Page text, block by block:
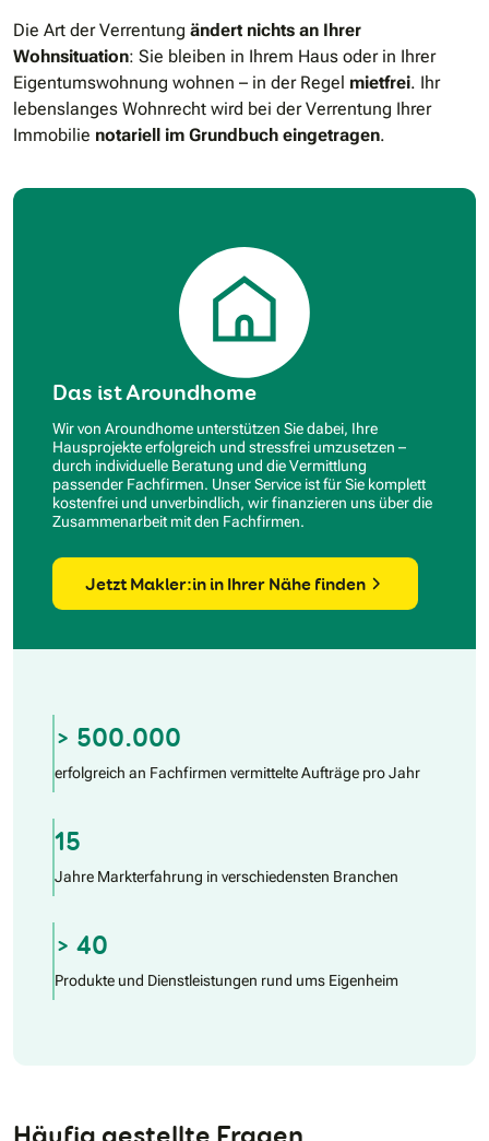
Die Art der Verrentung ändert nichts an Ihrer
Wohnsituation: Sie bleiben in Ihrem Haus oder in Ihrer
Eigentumswohnung wohnen – in der Regel mietfrei. Ihr
lebenslanges Wohnrecht wird bei der Verrentung Ihrer
Immobilie notariell im Grundbuch eingetragen.
Das ist Aroundhome
Wir von Aroundhome unterstützen Sie dabei, Ihre
Hausprojekte erfolgreich und stressfrei umzusetzen –
durch individuelle Beratung und die Vermittlung
passender Fachfirmen. Unser Service ist für Sie komplett
kostenfrei und unverbindlich, wir finanzieren uns über die
Zusammenarbeit mit den Fachfirmen.
Jetzt Makler:in in Ihrer Nähe finden
> 500.000
erfolgreich an Fachfirmen vermittelte Aufträge pro Jahr
15
Jahre Markterfahrung in verschiedensten Branchen
> 40
Produkte und Dienstleistungen rund ums Eigenheim